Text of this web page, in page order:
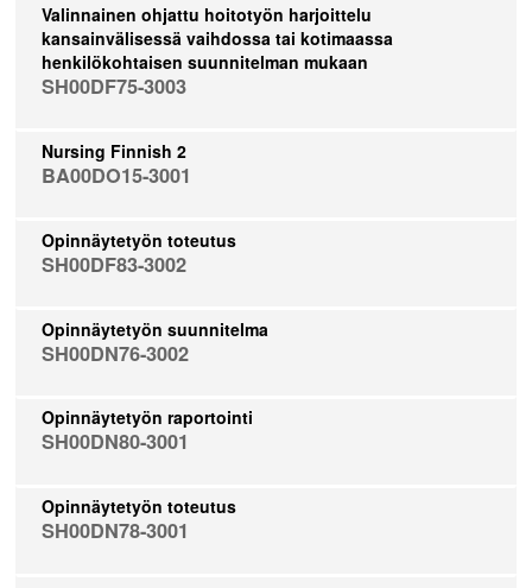
Valinnainen ohjattu hoitotyön harjoittelu
kansainvälisessä vaihdossa tai kotimaassa
henkilökohtaisen suunnitelman mukaan
SH00DF75-3003
Nursing Finnish 2
BA00DO15-3001
Opinnäytetyön toteutus
SH00DF83-3002
Opinnäytetyön suunnitelma
SH00DN76-3002
Opinnäytetyön raportointi
SH00DN80-3001
Opinnäytetyön toteutus
SH00DN78-3001